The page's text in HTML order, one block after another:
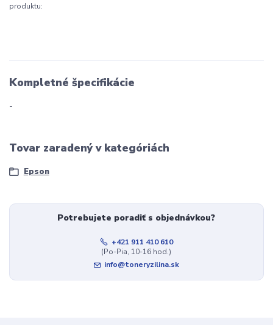
produktu:
Kompletné špecifikácie
-
Tovar zaradený v kategóriách
Epson
Potrebujete poradiť s objednávkou?
+421 911 410 610
(Po-Pia, 10-16 hod.)
info@toneryzilina.sk